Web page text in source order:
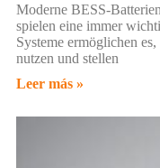
Moderne BESS-
spielen eine immer
Systeme ermöglichen
nutzen und stellen
Leer más »